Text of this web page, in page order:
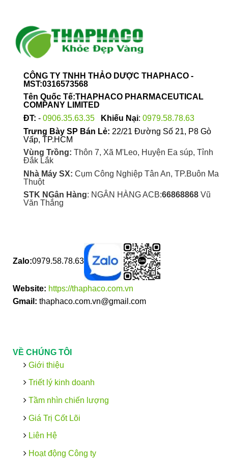
CÔNG TY TNHH THẢO DƯỢC THAPHACO -
MST:0316573568
Tên Quốc Tế:THAPHACO PHARMACEUTICAL
COMPANY LIMITED
ĐT: - 0906.35.63.35 Khiếu Nại: 0979.58.78.63
Trưng Bày SP Bán Lẻ: 22/21 Đường Số 21, P8 Gò
Vấp, TP.HCM
Vùng Trồng: Thôn 7, Xã M'Leo, Huyện Ea súp, Tỉnh
Đắk Lắk
Nhà Máy SX: Cụm Công Nghiệp Tân An, TP.Buôn Ma
Thuột
STK NGân Hàng: NGÂN HÀNG ACB:66868868Vũ
Văn Thắng
Zalo:0979.58.78.63
Website: https://thaphaco.com.vn
Gmail: thaphaco.com.vn@gmail.com
VỀ CHÚNG TÔI
Giới thiệu
Triết lý kinh doanh
Tầm nhìn chiến lượng
Giá Trị Cốt Lõi
Liên Hệ
Hoạt động Công ty